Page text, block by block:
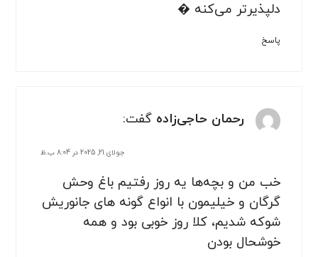
دلپذیرتر می‌کنه �
پاسخ
رحمان حاجی‌زاده گفت:
جولای 21, 2025 در 8:04 ب.ظ
خب من و بچه‌ها یه روز رفتیم باغ وحش
گرگان و خیلیمون با انواع گونه های جانوریش
شوکه شدیم، کلا روز خوبی بود و همه
خوشحال بودن